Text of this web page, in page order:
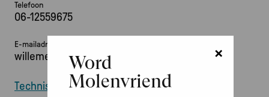
Telefoon
06-12559675
E-mailadres
willemeningeoosterbaan@gmail.com
Technische informatie over deze molen
×
Word
Molenvriend